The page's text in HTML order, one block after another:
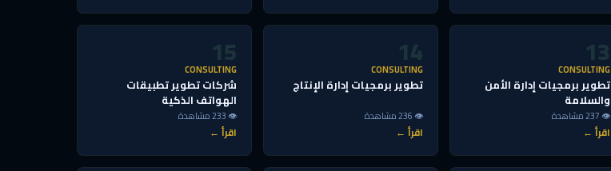
13
CONSULTING
تطوير برمجيات إدارة الأمن
والسلامة
👁 237 مشاهدة
اقرأ ←
14
CONSULTING
تطوير برمجيات إدارة الإنتاج
👁 236 مشاهدة
اقرأ ←
15
CONSULTING
شركات تطوير تطبيقات
الهواتف الذكية
👁 233 مشاهدة
اقرأ ←